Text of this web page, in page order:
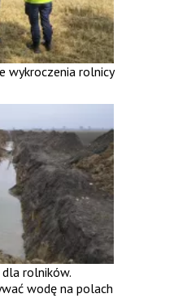
wykroczenia rolnicy
rolników.
wodę na polach